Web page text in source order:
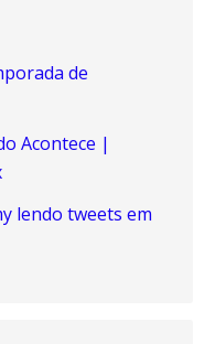
de
Acontece |
lendo tweets em